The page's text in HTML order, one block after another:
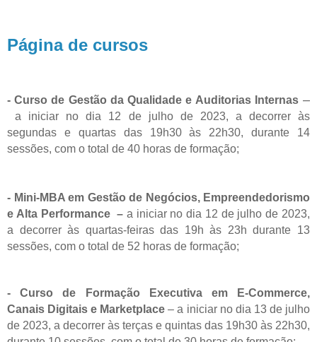
Página de cursos
- Curso de Gestão da Qualidade e Auditorias Internas–
a iniciar no dia 12 de julho de 2023, a decorrer às
segundas e quartas das 19h30 às 22h30, durante 14
sessões, com o total de 40 horas de formação;
- Mini-MBA em Gestão de Negócios, Empreendedorismo
e Alta Performance – a iniciar no dia 12 de julho de 2023,
a decorrer às quartas-feiras das 19h às 23h durante 13
sessões, com o total de 52 horas de formação;
- Curso de Formação Executiva em E-Commerce,
Canais Digitais e Marketplace –a iniciar no dia 13 de julho
de 2023, a decorrer às terças e quintas das 19h30 às 22h30,